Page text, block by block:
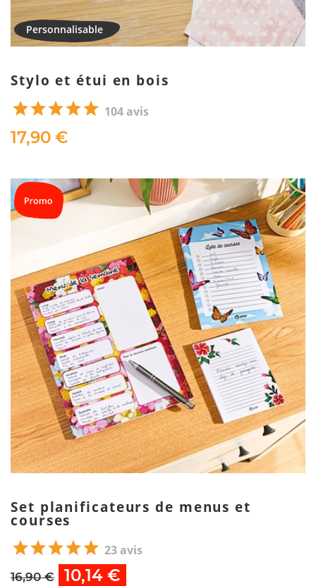
Stylo et étui en bois
104 avis
17,90 €
Set planificateurs de menus et
courses
23 avis
16,90 € 10,14 €